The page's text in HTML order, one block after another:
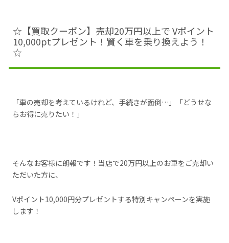
☆【買取クーポン】売却20万円以上で Vポイント
10,000ptプレゼント！賢く車を乗り換えよう！
☆
「車の売却を考えているけれど、手続きが面倒…」「どうせな
らお得に売りたい！」
そんなお客様に朗報です！当店で20万円以上のお車をご売却い
ただいた方に、
Vポイント10,000円分プレゼントする特別キャンペーンを実施
します！